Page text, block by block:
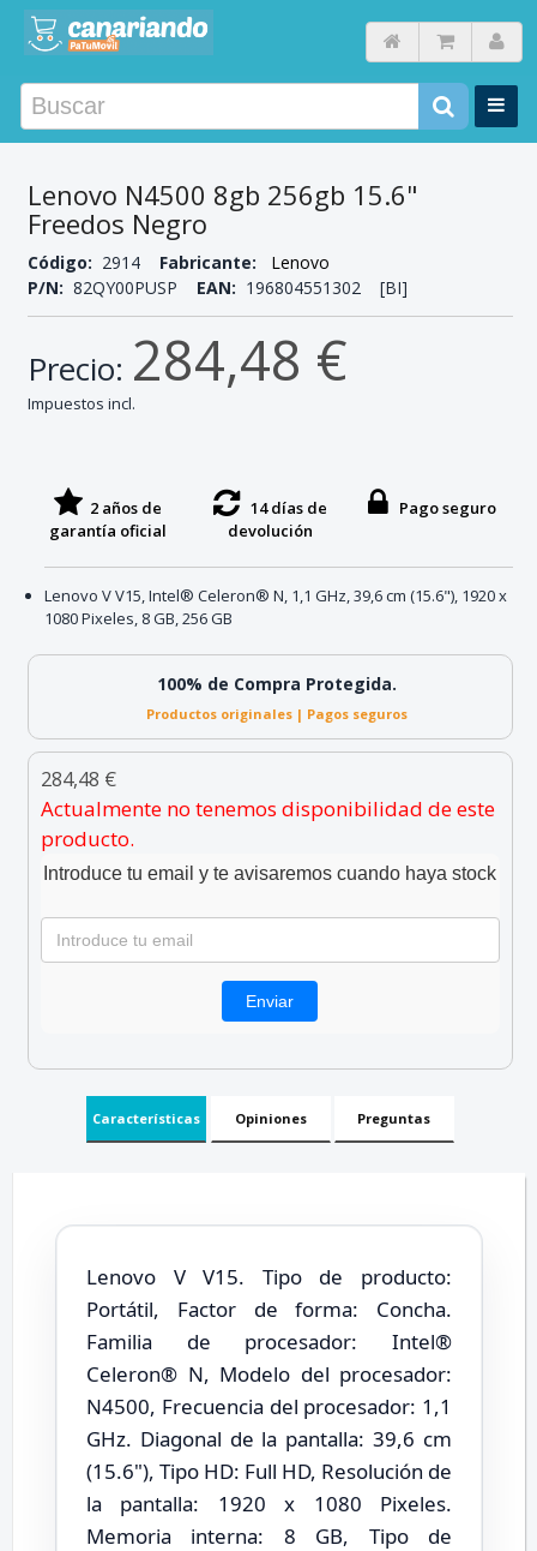
Lenovo N4500 8gb 256gb 15.6"
Freedos Negro
Código: 2914 Fabricante:
Lenovo
P/N: 82QY00PUSP EAN: 196804551302 [BI]
Precio: 284,48 €
Impuestos incl.
2 años de
garantía oficial
14 días de
devolución
Pago seguro
Lenovo V V15, Intel® Celeron® N, 1,1 GHz, 39,6 cm (15.6"), 1920 x
1080 Pixeles, 8 GB, 256 GB
100% de Compra Protegida.
Productos originales | Pagos seguros
284,48 €
Actualmente no tenemos disponibilidad de este
producto.
Introduce tu email y te avisaremos cuando haya stock
Características Opiniones Preguntas
Lenovo V V15. Tipo de producto:
Portátil, Factor de forma: Concha.
Familia de procesador: Intel®
Celeron® N, Modelo del procesador:
N4500, Frecuencia del procesador: 1,1
GHz. Diagonal de la pantalla: 39,6 cm
(15.6"), Tipo HD: Full HD, Resolución de
la pantalla: 1920 x 1080 Pixeles.
Memoria interna: 8 GB, Tipo de